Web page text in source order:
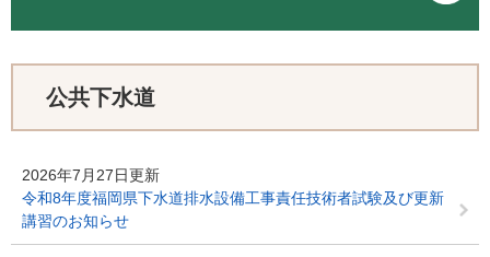
公共下水道
2026年7月27日更新
令和8年度福岡県下水道排水設備工事責任技術者試験及び更新
講習のお知らせ